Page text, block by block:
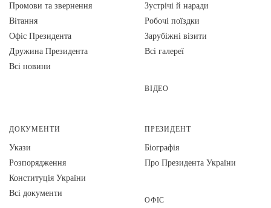
Промови та звернення
Вiтання
Офіс Президента
Дружина Президента
Всі новини
Зустрічі й наради
Робочі поїздки
Зарубіжні візити
Всі галереї
ВІДЕО
ДОКУМЕНТИ
Укази
Розпорядження
Конституція України
Всі документи
ПРЕЗИДЕНТ
Біографія
Про Президента України
ОФІС